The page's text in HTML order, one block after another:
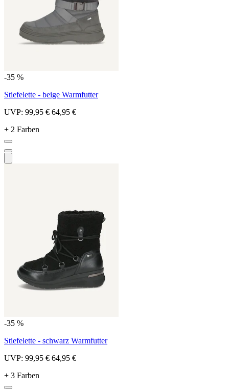
-35 %
Stiefelette - beige Warmfutter
UVP: 99,95 € 64,95 €
+ 2 Farben
-35 %
Stiefelette - schwarz Warmfutter
UVP: 99,95 € 64,95 €
+ 3 Farben